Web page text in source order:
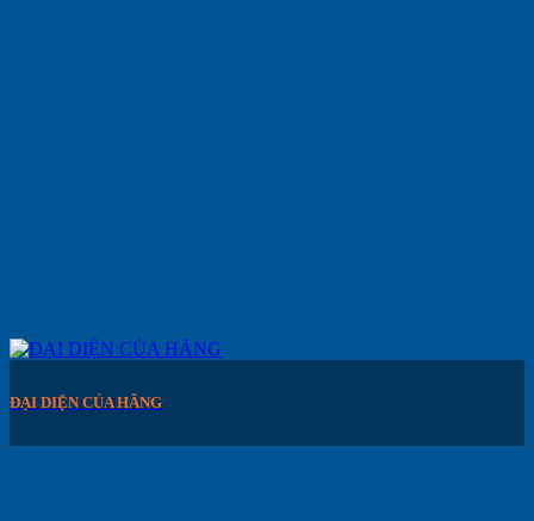
ĐẠI DIỆN CỦA HÃNG